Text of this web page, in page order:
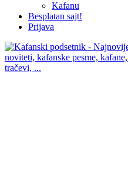
Kafanu
Besplatan sajt!
Prijava